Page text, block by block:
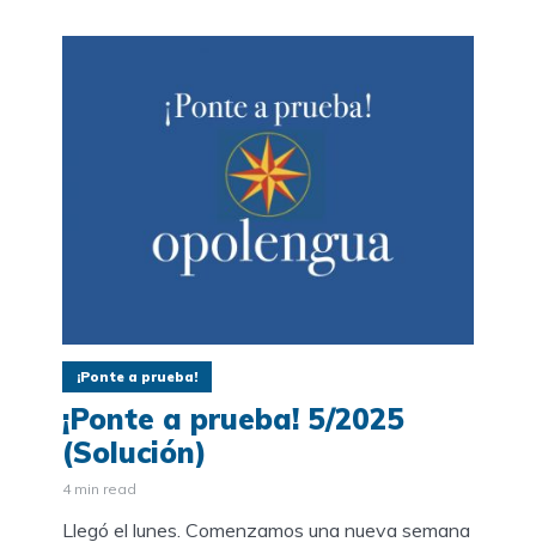
¡Ponte a prueba!
¡Ponte a prueba! 5/2025
(Solución)
4 min read
Llegó el lunes. Comenzamos una nueva semana